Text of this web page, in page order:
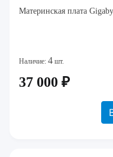
Материнская плата
Наличие: 4 шт.
37 000 ₽